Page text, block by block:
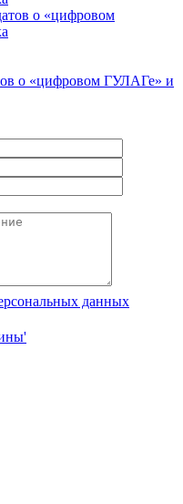
о «цифровом ГУЛАГе» и
данных